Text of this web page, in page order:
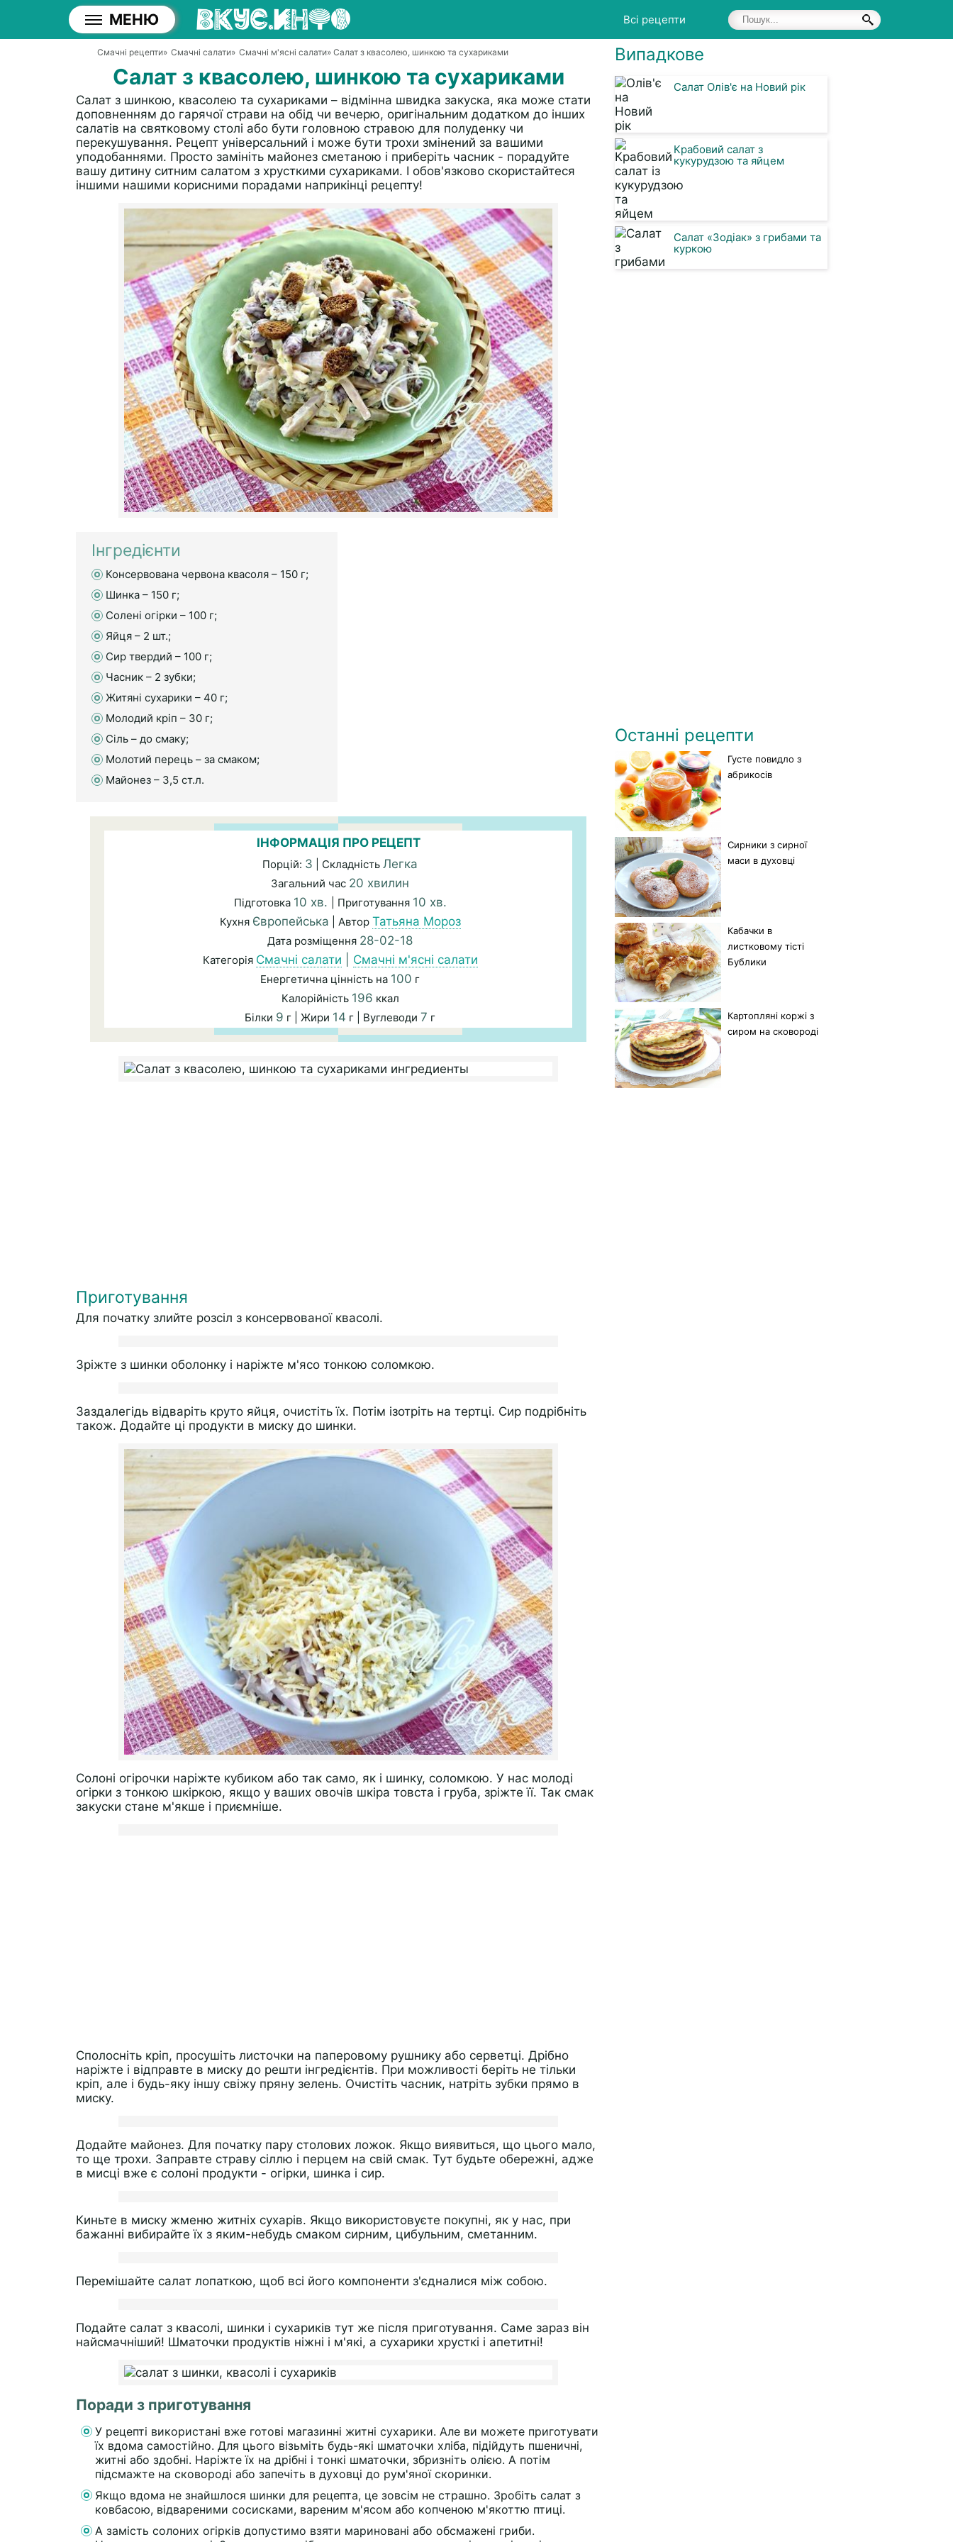
МЕНЮ Всі рецепти
Смачні рецепти» Смачні салати» Смачні м'ясні салати» Салат з квасолею, шинкою та сухариками
Салат з квасолею, шинкою та сухариками
Салат з шинкою, квасолею та сухариками – відмінна швидка закуска, яка може стати
доповненням до гарячої страви на обід чи вечерю, оригінальним додатком до інших
салатів на святковому столі або бути головною стравою для полуденку чи
перекушування. Рецепт універсальний і може бути трохи змінений за вашими
уподобаннями. Просто замініть майонез сметаною і приберіть часник - порадуйте
вашу дитину ситним салатом з хрусткими сухариками. І обов'язково скористайтеся
іншими нашими корисними порадами наприкінці рецепту!
Інгредієнти
Консервована червона квасоля – 150 г;
Шинка – 150 г;
Солені огірки – 100 г;
Яйця – 2 шт.;
Сир твердий – 100 г;
Часник – 2 зубки;
Житяні сухарики – 40 г;
Молодий кріп – 30 г;
Сіль – до смаку;
Молотий перець – за смаком;
Майонез – 3,5 ст.л.
ІНФОРМАЦІЯ ПРО РЕЦЕПТ
Порцій: 3 | Складність Легка
Загальний час 20 хвилин
Підготовка 10 хв. | Приготування 10 хв.
Кухня Європейська | Автор Татьяна Мороз
Дата розміщення 28-02-18
Категорія Смачні салати Смачні м'ясні салати
Енергетична цінність на 100 г
Калорійність 196 ккал
Білки 9 г | Жири 14 г | Вуглеводи 7 г
Приготування
Для початку злийте розсіл з консервованої квасолі.
Зріжте з шинки оболонку і наріжте м'ясо тонкою соломкою.
Заздалегідь відваріть круто яйця, очистіть їх. Потім ізотріть на тертці. Сир подрібніть
також. Додайте ці продукти в миску до шинки.
Солоні огірочки наріжте кубиком або так само, як і шинку, соломкою. У нас молоді
огірки з тонкою шкіркою, якщо у ваших овочів шкіра товста і груба, зріжте її. Так смак
закуски стане м'якше і приємніше.
Сполосніть кріп, просушіть листочки на паперовому рушнику або серветці. Дрібно
наріжте і відправте в миску до решти інгредієнтів. При можливості беріть не тільки
кріп, але і будь-яку іншу свіжу пряну зелень. Очистіть часник, натріть зубки прямо в
миску.
Додайте майонез. Для початку пару столових ложок. Якщо виявиться, що цього мало,
то ще трохи. Заправте страву сіллю і перцем на свій смак. Тут будьте обережні, адже
в мисці вже є солоні продукти - огірки, шинка і сир.
Киньте в миску жменю житніх сухарів. Якщо використовуєте покупні, як у нас, при
бажанні вибирайте їх з яким-небудь смаком сирним, цибульним, сметанним.
Перемішайте салат лопаткою, щоб всі його компоненти з'єдналися між собою.
Подайте салат з квасолі, шинки і сухариків тут же після приготування. Саме зараз він
найсмачніший! Шматочки продуктів ніжні і м'які, а сухарики хрусткі і апетитні!
Поради з приготування
У рецепті використані вже готові магазинні житні сухарики. Але ви можете приготувати
їх вдома самостійно. Для цього візьміть будь-які шматочки хліба, підійдуть пшеничні,
житні або здобні. Наріжте їх на дрібні і тонкі шматочки, збризніть олією. А потім
підсмажте на сковороді або запечіть в духовці до рум'яної скоринки.
Якщо вдома не знайшлося шинки для рецепта, це зовсім не страшно. Зробіть салат з
ковбасою, відвареними сосисками, вареним м'ясом або копченою м'якоттю птиці.
А замість солоних огірків допустимо взяти мариновані або обсмажені гриби.
Випадкове
Салат Олів'є на Новий рік
Крабовий салат з
кукурудзою та яйцем
Салат «Зодіак» з грибами та
куркою
Останні рецепти
Густе повидло з
абрикосів
Сирники з сирної
маси в духовці
Кабачки в
листковому тісті
Бублики
Картопляні коржі з
сиром на сковороді